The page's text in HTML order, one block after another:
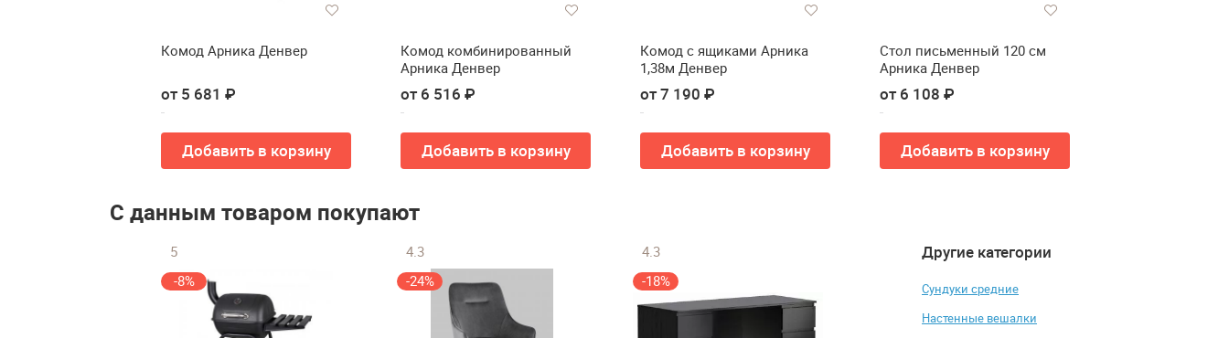
Комод Арника Денвер
от 5 681 ₽
Добавить в корзину
Комод комбинированный
Арника Денвер
от 6 516 ₽
Добавить в корзину
Комод с ящиками Арника
1,38м Денвер
от 7 190 ₽
Добавить в корзину
Стол письменный 120 см
Арника Денвер
от 6 108 ₽
Добавить в корзину
С данным товаром покупают
Другие категории
Сундуки средние
Настенные вешалки
5
-8%
4.3
-24%
4.3
-18%